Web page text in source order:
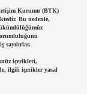
Kurumu (BTK)
Bu nedenle,
sayılırlar.
içerikleri,
ilgili içerikler yasal